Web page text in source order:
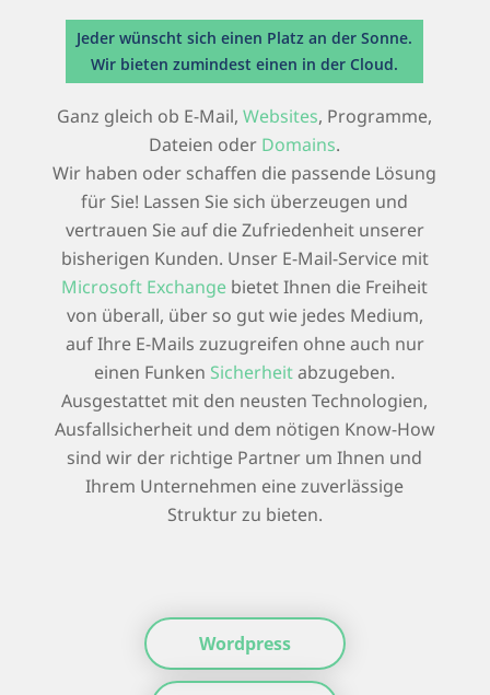
Jeder wünscht sich einen Platz an der Sonne.
Wir bieten zumindest einen in der Cloud.
Ganz gleich ob E-Mail,Websites, Programme,
Dateien oder Domains.
Wir haben oder schaffen die passende Lösung
für Sie! Lassen Sie sich überzeugen und
vertrauen Sie auf die Zufriedenheit unserer
bisherigen Kunden. Unser E-Mail-Service mit
Microsoft Exchange bietet Ihnen die Freiheit
von überall, über so gut wie jedes Medium,
auf Ihre E-Mails zuzugreifen ohne auch nur
einen Funken Sicherheitabzugeben.
Ausgestattet mit den neusten Technologien,
Ausfallsicherheit und dem nötigen Know-How
sind wir der richtige Partner um Ihnen und
Ihrem Unternehmen eine zuverlässige
Struktur zu bieten.
Wordpress